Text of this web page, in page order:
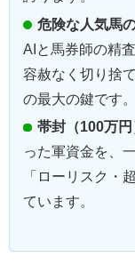
危険な人気馬
AIと馬券師の精
容赦なく切り捨
の最大の鍵です。
帯封（100万円
った軍資金を、
「ローリスク・
ています。